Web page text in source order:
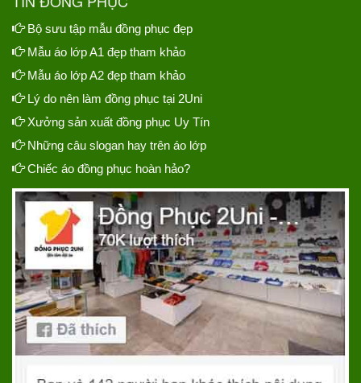
Bộ sưu tập mẫu đồng phục đẹp
Mẫu áo lớp A1 đẹp tham khảo
Mẫu áo lớp A2 đẹp tham khảo
Lý do nên làm đồng phục tại 2Uni
Xưởng sản xuất đồng phục Uy Tín
Những câu slogan hay trên áo lớp
Chiếc áo đồng phục hoàn hảo?